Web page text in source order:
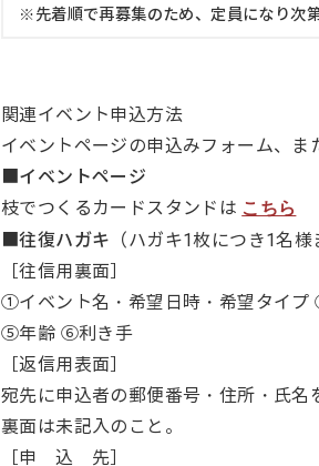
※先着順で再募集のため、定員になり次第
関連イベント申込方法
イベントページの申込みフォーム、ま
■イベントページ
枝でつくるカードスタンドは こちら
■往復ハガキ （ハガキ1枚につき1名様
［往信用裏面］
①イベント名・希望日時・希望タイ
⑤年齢 ⑥利き手
［返信用表面］
宛先に申込者の郵便番号・住所・氏名
裏面は未記入のこと。
［申 込 先］